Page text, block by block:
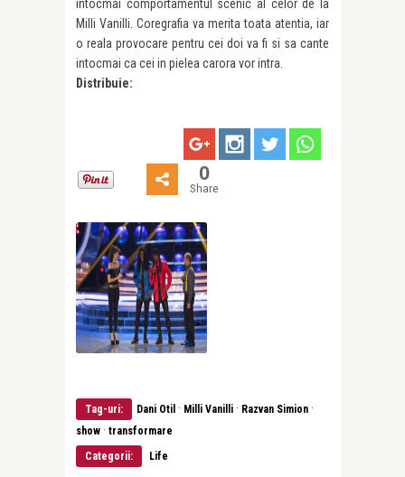
intocmai comportamentul scenic al celor de la
Milli Vanilli. Coregrafia va merita toata atentia, iar
o reala provocare pentru cei doi va fi si sa cante
intocmai ca cei in pielea carora vor intra.
Distribuie:
0
Share
Tag-uri: Dani Otil · Milli Vanilli · Razvan Simion ·
show · transformare
Categorii:
Life